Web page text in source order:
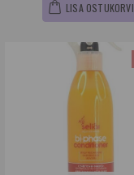
LISA OSTUKORVI